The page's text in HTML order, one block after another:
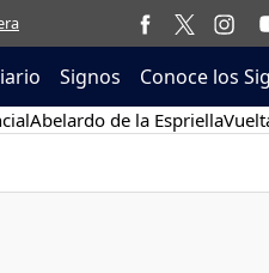
Signos Conoce los
Abelardo de la Espriella